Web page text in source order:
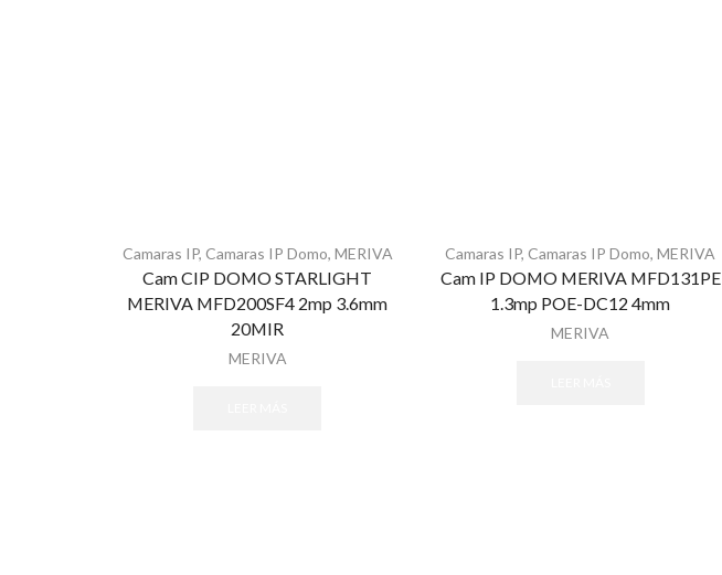
Camaras IP, Camaras IP Domo, MERIVA
Cam CIP DOMO STARLIGHT
MERIVA MFD200SF4 2mp 3.6mm
20MIR
MERIVA
Camaras IP,Camaras IP Domo,MERIVA
Cam IP DOMO MERIVA MFD131PE
1.3mp POE-DC12 4mm
MERIVA